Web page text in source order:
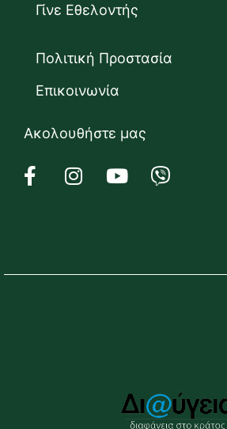
Γίνε Εθελοντής
Πολιτική Προστασία
Επικοινωνία
Ακολουθήστε μας